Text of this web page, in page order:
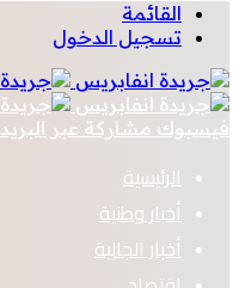
القائمة
تسجيل الدخول
فيسبوك مشاركة عبر البريد
الرئيسية
أخبار وطنية
أخبار الجالية